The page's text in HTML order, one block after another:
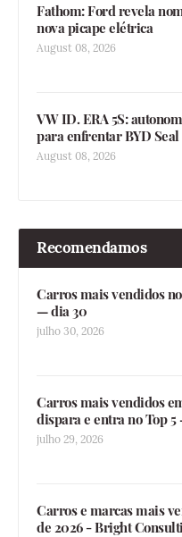
Fathom: Ford revela
nova picape elétrica
August 08, 2026
VW ID. ERA 5S:
para enfrentar BYD Seal
August 08, 2026
Recomendamos
Carros mais vendidos
— dia 30
julho 30, 2026
Carros mais vendidos
dispara e entra no Top
julho 29, 2026
Carros e marcas mais
de 2026 - Bright